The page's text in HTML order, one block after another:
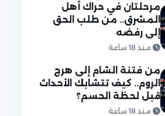
مرحلتان في حراك أهل
المشرق.. من طلب الحق
إلى رفضه
منذ 18 ساعة
من فتنة الشام إلى هرج
الروم.. كيف تتشابك الأحداث
قبل لحظة الحسم؟
منذ 18 ساعة